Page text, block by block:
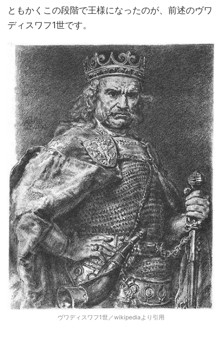
ともかくこの段階で王様になったのが、前述のヴワ
ディスワフ1世です。
ヴワディスワフ1世／wikipediaより引用